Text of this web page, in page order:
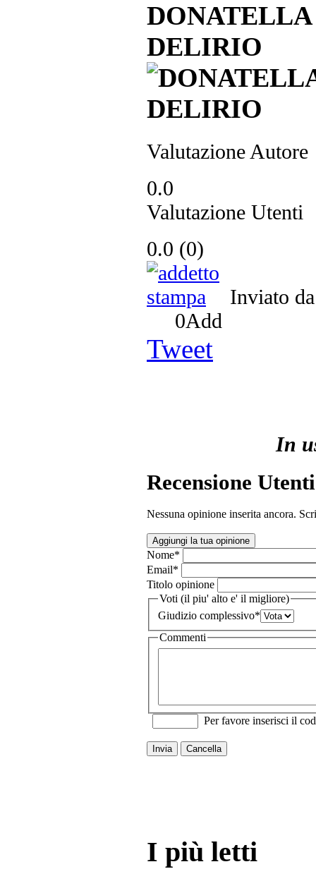
DELIRIO
Valutazione Autore
0.0
Valutazione Utenti
0.0 (0)
Inviato
0Add
Tweet
In
Recensione Utenti
Nessuna opinione inserita ancora.
Aggiungi la tua opinione
Nome*
Email*
Titolo opinione
Voti (il piu' alto e' il migliore)
Giudizio complessivo*
Commenti
Per favore inserisci il
Invia Cancella
I più letti